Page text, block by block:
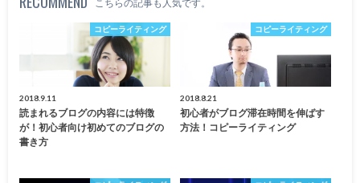
こちらの記事も人気です。
コピーライティング
2018.9.11
読まれるブログの内容には特徴
が！初心者向け初めてのブログの
書き方
コピーライティング
2018.8.21
初心者がブログ滞在時間を伸ばす
方法！コピーライティング